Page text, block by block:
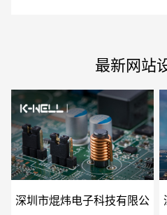
最新网站
深圳市焜炜电子科技有限公